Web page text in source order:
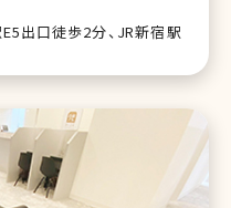
出口徒歩2分、JR新宿駅